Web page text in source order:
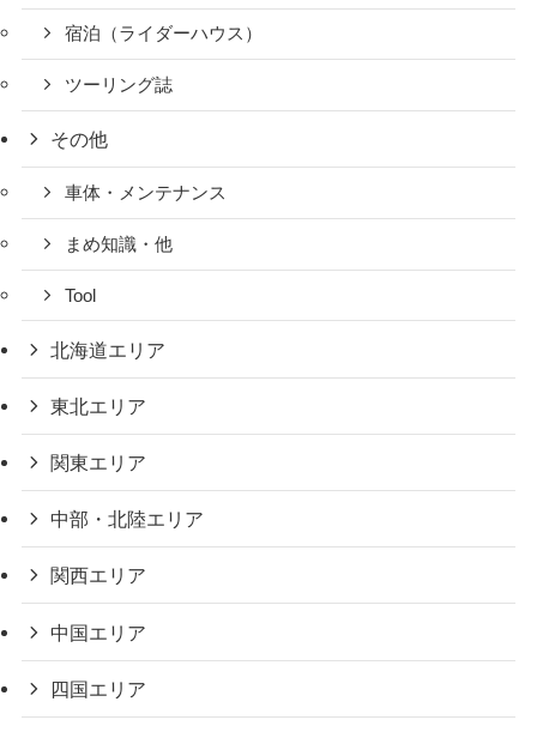
宿泊（ライダーハウス）
ツーリング誌
その他
車体・メンテナンス
まめ知識・他
Tool
北海道エリア
東北エリア
関東エリア
中部・北陸エリア
関西エリア
中国エリア
四国エリア